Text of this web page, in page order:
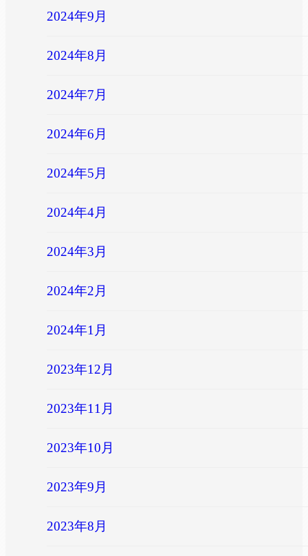
2024年9月
2024年8月
2024年7月
2024年6月
2024年5月
2024年4月
2024年3月
2024年2月
2024年1月
2023年12月
2023年11月
2023年10月
2023年9月
2023年8月